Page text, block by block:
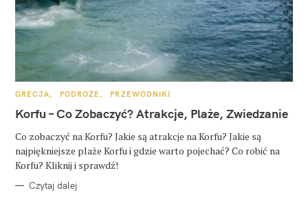
K
T
E
O
R
I
GRECJA PODRÓŻE PRZEWODNIKI
Korfu – Co Zobaczyć? Atrakcje, Plaże, Zwiedzanie
Co zobaczyć na Korfu? Jakie są atrakcje na Korfu? Jakie są
najpiękniejsze plaże Korfu i gdzie warto pojechać? Co robić na
Korfu? Kliknij i sprawdź!
Czytaj dalej